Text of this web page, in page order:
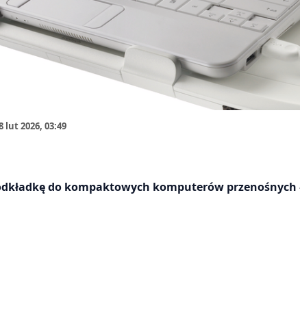
lut 2026, 03:49
do kompaktowych komputerów przenośnych